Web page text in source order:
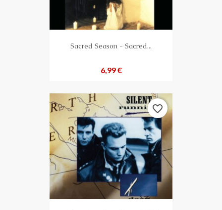
Sacred Season - Sacred...
Preis
6,99 €
favorite_border